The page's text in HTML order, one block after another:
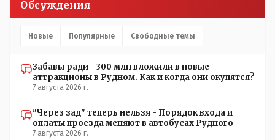
коренное название городишка
Обсуждения
Новые Популярные Свободные темы
Забавы ради - 300 млн вложили в новые
аттракционы в Рудном. Как и когда они окупятся?
7 августа 2026 г.
"Через зад" теперь нельзя - Порядок входа и
оплаты проезда меняют в автобусах Рудного
7 августа 2026 г.